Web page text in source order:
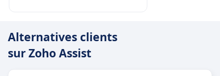
Alternatives clients
sur Zoho Assist